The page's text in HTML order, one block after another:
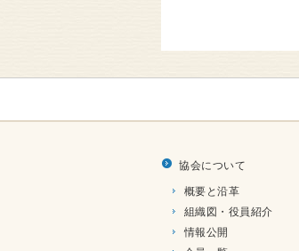
協会について
概要と沿革
組織図・役員紹介
情報公開